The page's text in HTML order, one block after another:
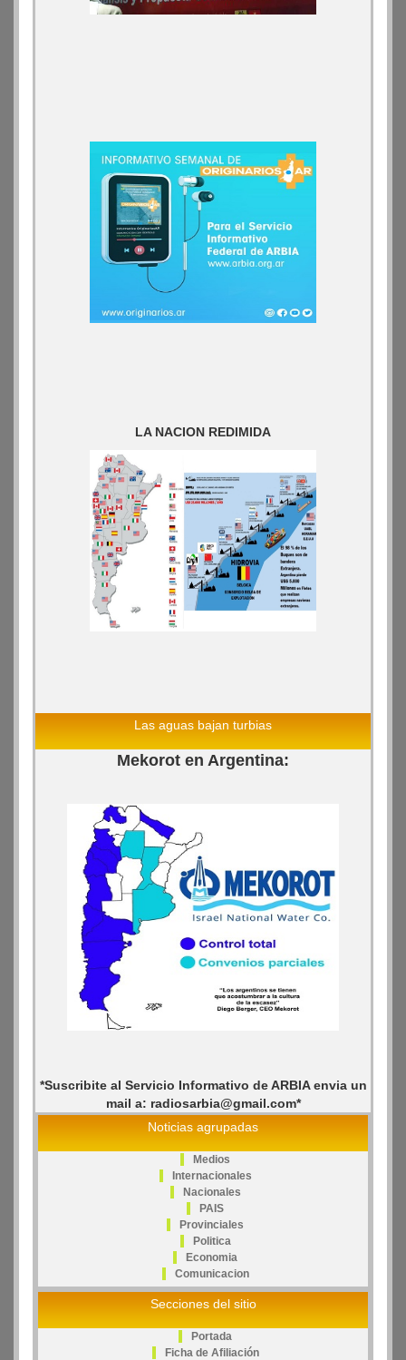
LA NACION REDIMIDA
Las aguas bajan turbias
Mekorot en Argentina:
*Suscribite al Servicio Informativo de ARBIA envia un
mail a: radiosarbia@gmail.com*
Noticias agrupadas
Medios
Internacionales
Nacionales
PAIS
Provinciales
Politica
Economia
Comunicacion
Secciones del sitio
Portada
Ficha de Afiliación